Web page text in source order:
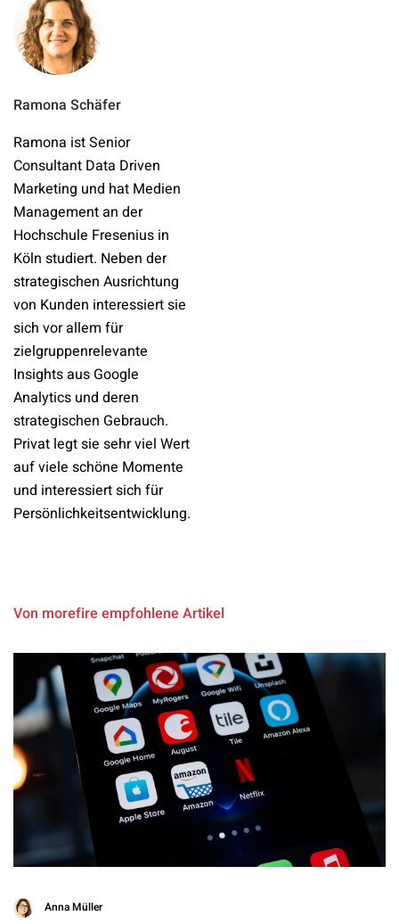
Ramona Schäfer
Ramona ist Senior
Consultant Data Driven
Marketing und hat Medien
Management an der
Hochschule Fresenius in
Köln studiert. Neben der
strategischen Ausrichtung
von Kunden interessiert sie
sich vor allem für
zielgruppenrelevante
Insights aus Google
Analytics und deren
strategischen Gebrauch.
Privat legt sie sehr viel Wert
auf viele schöne Momente
und interessiert sich für
Persönlichkeitsentwicklung.
Von morefire empfohlene Artikel
Anna Müller